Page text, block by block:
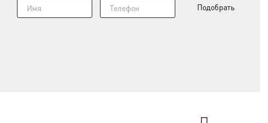
Подобрать